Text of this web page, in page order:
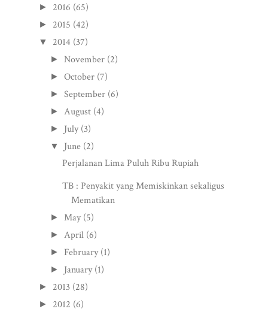
► 2016 (65)
► 2015 (42)
▼ 2014 (37)
►November (2)
►October (7)
►September (6)
► August (4)
► July (3)
▼ June (2)
Perjalanan Lima Puluh Ribu Rupiah
TB : Penyakit yang Memiskinkan sekaligus
Mematikan
► May (5)
► April (6)
► February (1)
► January (1)
► 2013 (28)
► 2012 (6)